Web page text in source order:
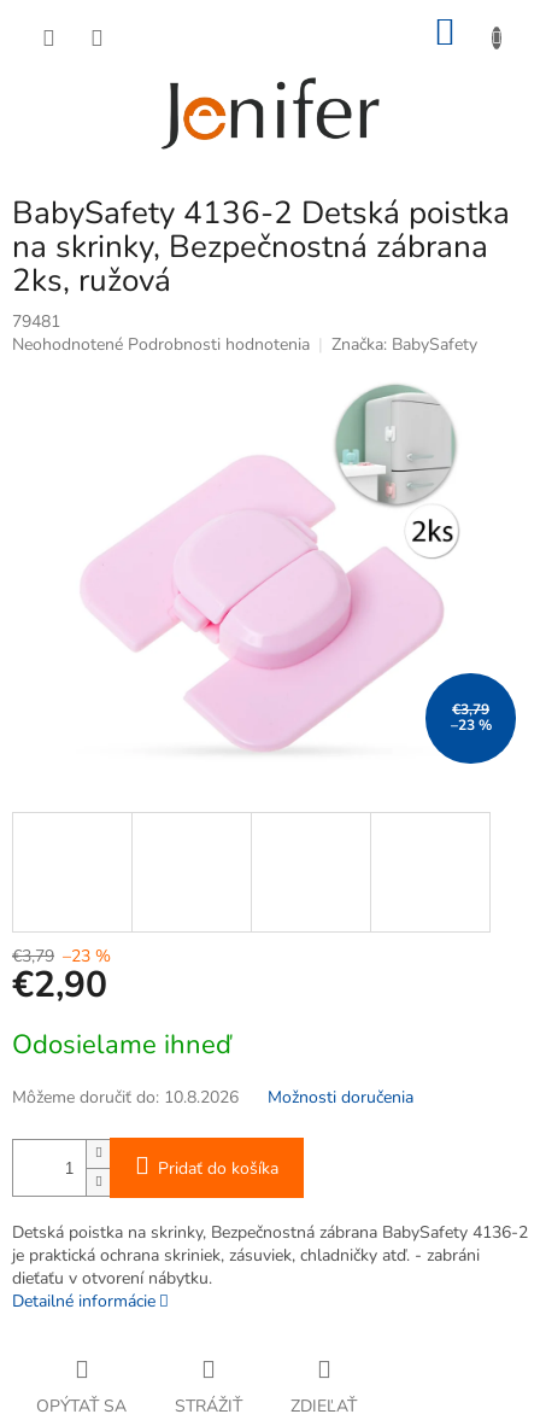
BabySafety 4136-2 Detská poistka
na skrinky, Bezpečnostná zábrana
2ks, ružová
79481
Priemerné
Neohodnotené Podrobnosti hodnotenia Značka: BabySafety
€3,79
–23 %
€3,79 –23 %
€2,90
cena:
Odosielame ihneď
Môžeme doručiť do: 10.8.2026 Možnosti doručenia
Pridať do košíka
Detská poistka na skrinky, Bezpečnostná zábrana BabySafety 4136-2
je praktická ochrana skriniek, zásuviek, chladničky atď. - zabráni
dieťaťu v otvorení nábytku.
Detailné informácie
OPÝTAŤ SA STRÁŽIŤ ZDIEĽAŤ